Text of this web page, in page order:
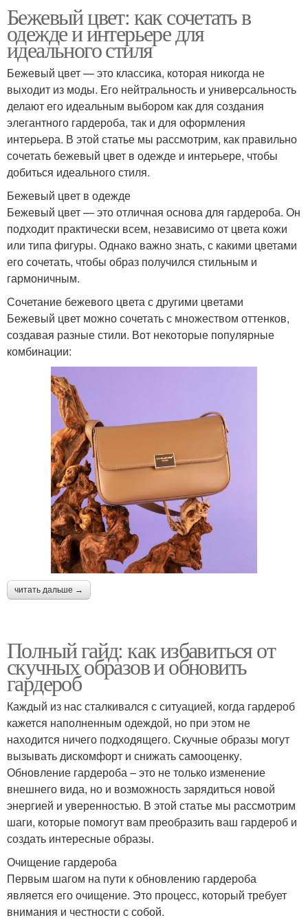
Бежевый цвет: как сочетать в
одежде и интерьере для
идеального стиля
Бежевый цвет — это классика, которая никогда не
выходит из моды. Его нейтральность и универсальность
делают его идеальным выбором как для создания
элегантного гардероба, так и для оформления
интерьера. В этой статье мы рассмотрим, как правильно
сочетать бежевый цвет в одежде и интерьере, чтобы
добиться идеального стиля.
Бежевый цвет в одежде
Бежевый цвет — это отличная основа для гардероба. Он
подходит практически всем, независимо от цвета кожи
или типа фигуры. Однако важно знать, с какими цветами
его сочетать, чтобы образ получился стильным и
гармоничным.
Сочетание бежевого цвета с другими цветами
Бежевый цвет можно сочетать с множеством оттенков,
создавая разные стили. Вот некоторые популярные
комбинации:
читать дальше →
Полный гайд: как избавиться от
скучных образов и обновить
гардероб
Каждый из нас сталкивался с ситуацией, когда гардероб
кажется наполненным одеждой, но при этом не
находится ничего подходящего. Скучные образы могут
вызывать дискомфорт и снижать самооценку.
Обновление гардероба – это не только изменение
внешнего вида, но и возможность зарядиться новой
энергией и уверенностью. В этой статье мы рассмотрим
шаги, которые помогут вам преобразить ваш гардероб и
создать интересные образы.
Очищение гардероба
Первым шагом на пути к обновлению гардероба
является его очищение. Это процесс, который требует
внимания и честности с собой.